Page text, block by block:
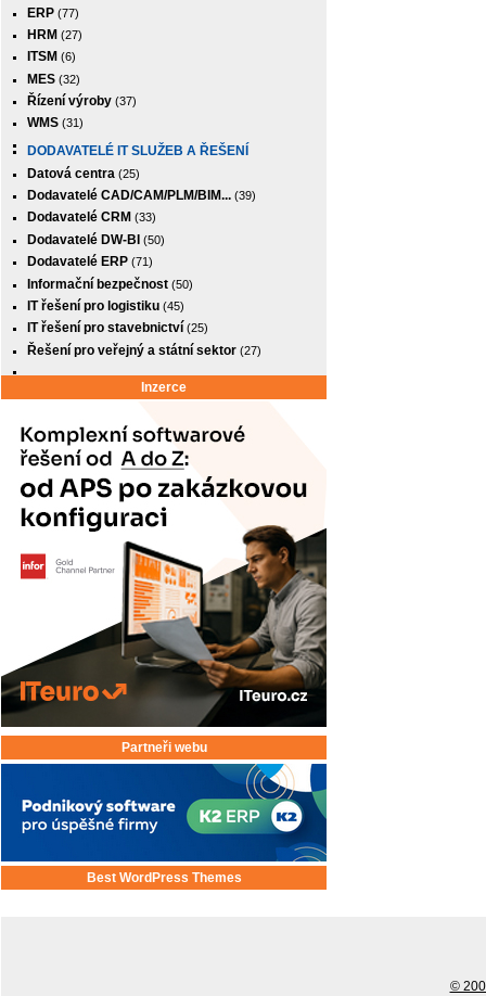
ERP (77)
HRM (27)
ITSM (6)
MES (32)
Řízení výroby (37)
WMS (31)
DODAVATELÉ IT SLUŽEB A ŘEŠENÍ
Datová centra (25)
Dodavatelé CAD/CAM/PLM/BIM... (39)
Dodavatelé CRM (33)
Dodavatelé DW-BI (50)
Dodavatelé ERP (71)
Informační bezpečnost (50)
IT řešení pro logistiku (45)
IT řešení pro stavebnictví (25)
Řešení pro veřejný a státní sektor (27)
Inzerce
Partneři webu
Best WordPress Themes
©